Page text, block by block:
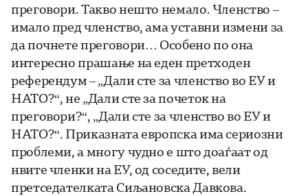
преговори. Такво нешто немало. Членство –
имало пред членство, ама уставни измени за
да почнете преговори… Особено по она
интересно прашање на еден претходен
референдум – „Дали сте за членство во ЕУ и
НАТО?“, не „Дали сте за почеток на
преговори?“, „Дали сте за членство во ЕУ и
НАТО?“. Приказната европска има сериозни
проблеми, а многу чудно е што доаѓаат од
нвите членки на ЕУ, од соседите, вели
претседателката Сиљановска Давкова.